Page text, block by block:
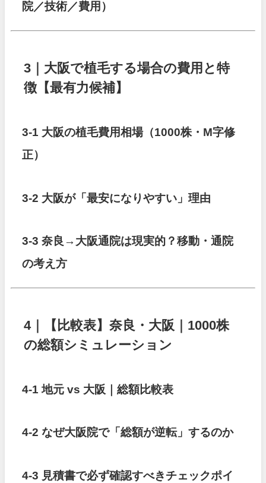
院／技術／費用）
3｜大阪で植毛する場合の費用と特
徴【最有力候補】
3-1 大阪の植毛費用相場（1000株・M字修
正）
3-2 大阪が「最安になりやすい」理由
3-3 奈良→大阪通院は現実的？移動・通院
の考え方
4｜【比較表】奈良・大阪｜1000株
の総額シミュレーション
4-1 地元 vs 大阪｜総額比較表
4-2 なぜ大阪院で「総額が逆転」するのか
4-3 見積書で必ず確認すべきチェックポイ